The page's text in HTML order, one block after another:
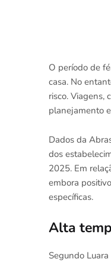
O período de
casa. No
risco. Viagens,
planejamento
Dados da
dos
2025. Em
embora
específicas.
Alta
Segundo